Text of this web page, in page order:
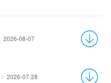
2026-08-07
/ 2026-07-28